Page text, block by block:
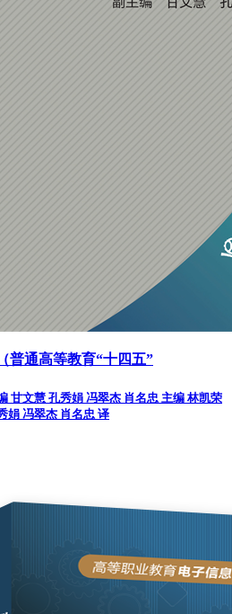
普通高等教育“十四五”
甘文慧 孔秀娟 冯翠杰 肖名忠 主编 林凯荣
娟 冯翠杰 肖名忠 译